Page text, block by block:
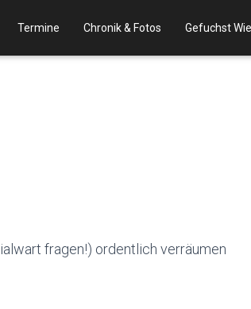
Termine Chronik & Fotos Gefuchst Wie
fragen!) ordentlich verräumen